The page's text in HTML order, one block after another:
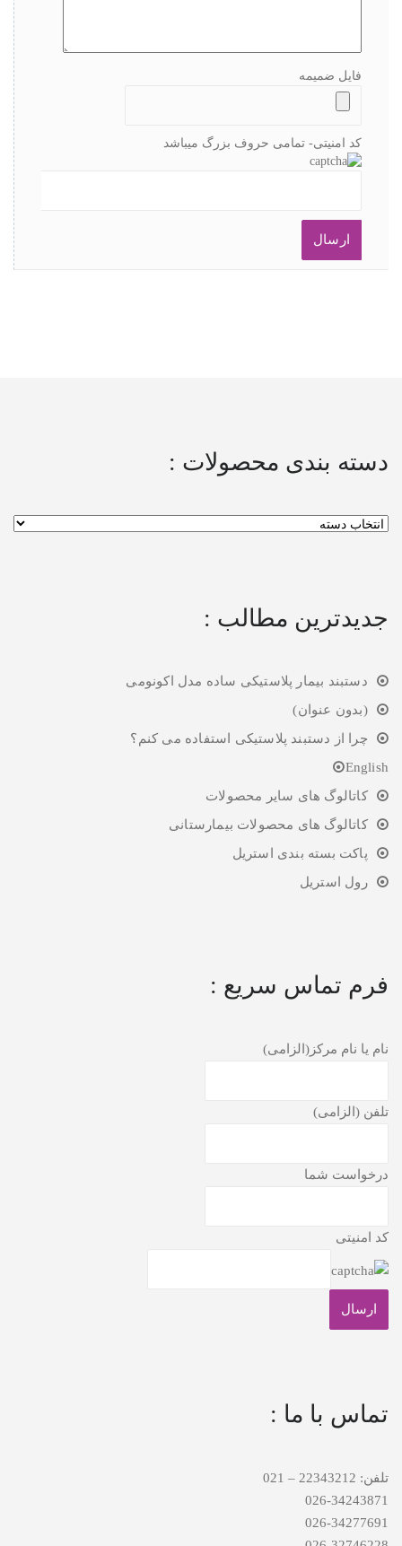
فایل ضمیمه
کد امنیتی- تمامی حروف بزرگ میباشد
دسته بندی محصولات :
جدیدترین مطالب :
دستبند بیمار پلاستیکی ساده مدل اکونومی
(بدون عنوان)
چرا از دستبند پلاستیکی استفاده می کنم؟
English
کاتالوگ های سایر محصولات
کاتالوگ های محصولات بیمارستانی
پاکت بسته بندی استریل
رول استریل
فرم تماس سریع :
نام یا نام مرکز(الزامی)
تلفن (الزامی)
درخواست شما
کد امنیتی
تماس با ما :
تلفن: 22343212 – 021
026-34243871
026-34277691